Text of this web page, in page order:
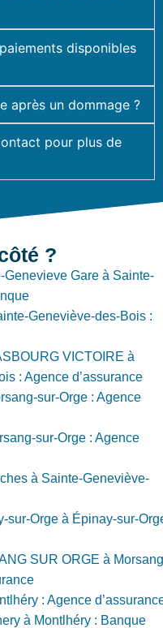
disponibles
après un dommage ?
pour plus de
?
Genevieve Gare à Sainte-
Geneviève-des-Bois :
VICTOIRE à
: Agence d’assurance
sur-Orge : Agence
sur-Orge : Agence
à Sainte-Geneviève-
sur-Orge à Épinay-sur-
SUR ORGE à
: Agence
à Montlhéry : Banque